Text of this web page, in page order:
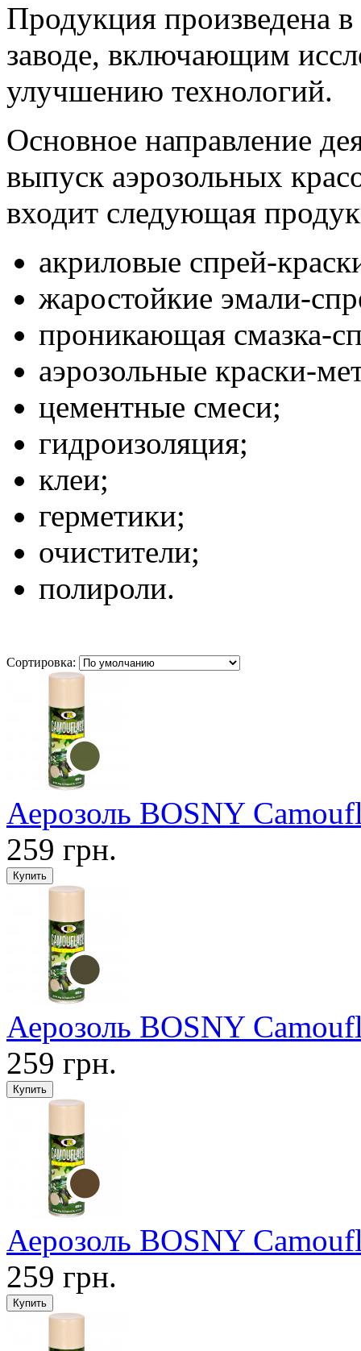
Продукция произведена
заводе, включающим
улучшению технологий.
Основное направление
выпуск аэрозольных
входит следующая
акриловые спрей-
жаростойкие эмали-
проникающая смазка-
аэрозольные краски-
цементные смеси;
гидроизоляция;
клеи;
герметики;
очистители;
полироли.
Сортировка:
Аерозоль BOSNY
259 грн.
Аерозоль BOSNY
259 грн.
Аерозоль BOSNY
259 грн.